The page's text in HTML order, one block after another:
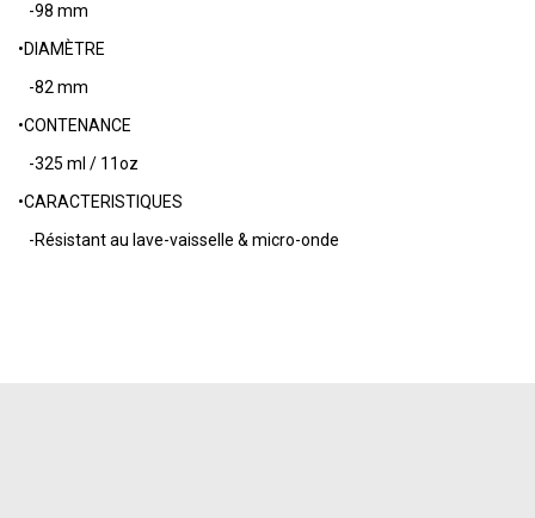
-98 mm
•DIAMÈTRE
-82 mm
•CONTENANCE
-325 ml / 11oz
•CARACTERISTIQUES
-Résistant au lave-vaisselle & micro-onde